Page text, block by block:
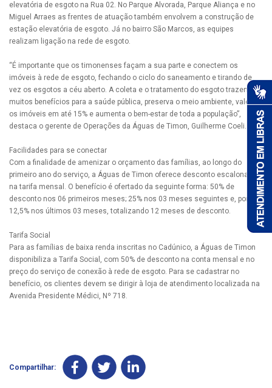
elevatória de esgoto na Rua 02. No Parque Alvorada, Parque Aliança e no
Miguel Arraes as frentes de atuação também envolvem a construção de
estação elevatória de esgoto. Já no bairro São Marcos, as equipes
realizam ligação na rede de esgoto.
“É importante que os timonenses façam a sua parte e conectem os
imóveis à rede de esgoto, fechando o ciclo do saneamento e tirando de
vez os esgotos a céu aberto. A coleta e o tratamento do esgoto trazem
muitos benefícios para a saúde pública, preserva o meio ambiente, valoriza
os imóveis em até 15% e aumenta o bem-estar de toda a população”,
destaca o gerente de Operações da Águas de Timon, Guilherme Coeli.
Facilidades para se conectar
Com a finalidade de amenizar o orçamento das famílias, ao longo do
primeiro ano do serviço, a Águas de Timon oferece desconto escalonado
na tarifa mensal. O benefício é ofertado da seguinte forma: 50% de
desconto nos 06 primeiros meses; 25% nos 03 meses seguintes e, por fim,
12,5% nos últimos 03 meses, totalizando 12 meses de desconto.
Tarifa Social
Para as famílias de baixa renda inscritas no Cadúnico, a Águas de Timon
disponibiliza a Tarifa Social, com 50% de desconto na conta mensal e no
preço do serviço de conexão à rede de esgoto. Para se cadastrar no
benefício, os clientes devem se dirigir à loja de atendimento localizada na
Avenida Presidente Médici, Nº 718.
Compartilhar: